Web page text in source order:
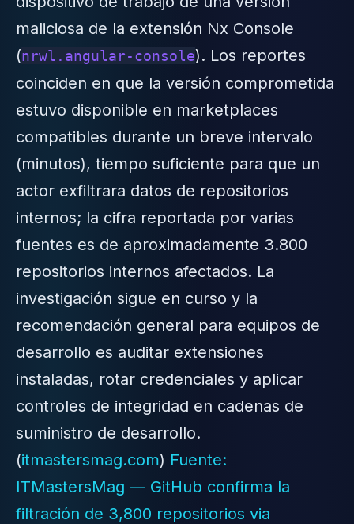
maliciosa de la extensión Nx Console
(nrwl.angular-console). Los reportes
coinciden en que la versión comprometida
estuvo disponible en marketplaces
compatibles durante un breve intervalo
(minutos), tiempo suficiente para que un
actor exfiltrara datos de repositorios
internos; la cifra reportada por varias
fuentes es de aproximadamente 3.800
repositorios internos afectados. La
investigación sigue en curso y la
recomendación general para equipos de
desarrollo es auditar extensiones
instaladas, rotar credenciales y aplicar
controles de integridad en cadenas de
suministro de desarrollo.
(itmastersmag.com) Fuente:
ITMastersMag — GitHub confirma la
filtración de 3,800 repositorios via